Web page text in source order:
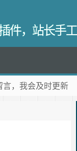
件，站长手
言，我会及时更新